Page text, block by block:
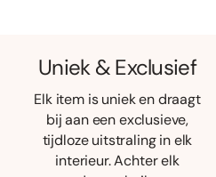
Uniek & Exclusief
Elk item is uniek en draagt
bij aan een exclusieve,
tijdloze uitstraling in elk
interieur. Achter elk